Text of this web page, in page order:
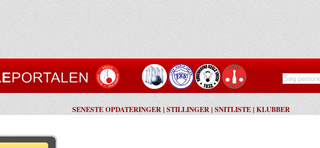
SENESTE OPDATERINGER|STILLINGER|SNITLISTE|KLUBBER